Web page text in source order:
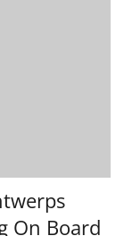
On Board